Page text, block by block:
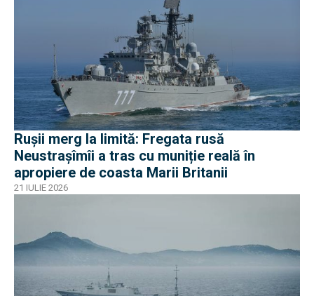
Rușii merg la limită: Fregata rusă
Neustrașîmîi a tras cu muniție reală în
apropiere de coasta Marii Britanii
21 IULIE 2026